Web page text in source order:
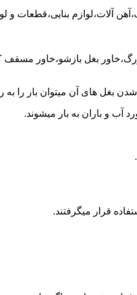
آلات،لوازم بنایی،قطعات و
بغل بازشو،خاور
بغل های آن میتوان بار را به
آب و باران به بار میشوند.
قرار میگرفتند.